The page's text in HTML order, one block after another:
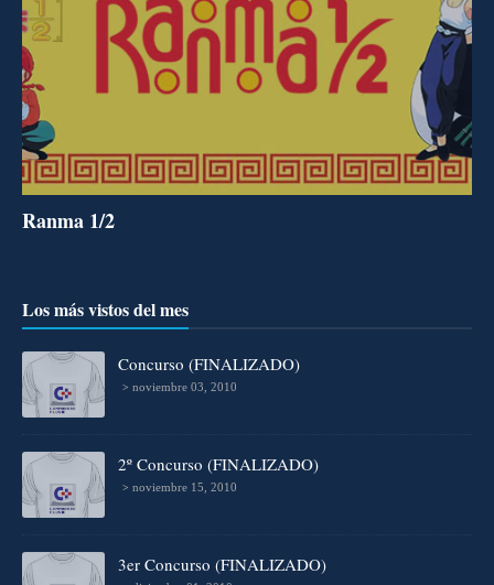
Ranma 1/2
Los más vistos del mes
Concurso (FINALIZADO)
noviembre 03, 2010
2º Concurso (FINALIZADO)
noviembre 15, 2010
3er Concurso (FINALIZADO)